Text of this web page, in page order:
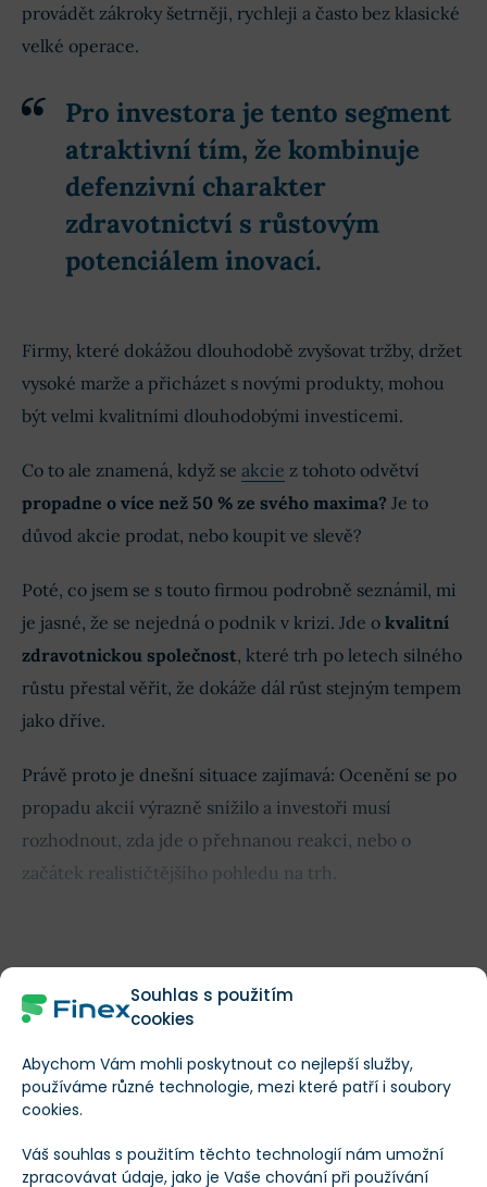
Souhlas s použitím
cookies
Abychom Vám mohli poskytnout co nejlepší služby,
používáme různé technologie, mezi které patří i soubory
cookies.
Váš souhlas s použitím těchto technologií nám umožní
zpracovávat údaje, jako je Vaše chování při používání
provádět zákroky šetrněji, rychleji a často bez klasické
velké operace.
Pro investora je tento segment
atraktivní tím, že kombinuje
defenzivní charakter
zdravotnictví s růstovým
potenciálem inovací.
Firmy, které dokážou dlouhodobě zvyšovat tržby, držet
vysoké marže a přicházet s novými produkty, mohou
být velmi kvalitními dlouhodobými investicemi.
Co to ale znamená, když se akcie z tohoto odvětví
propadne o více než 50 % ze svého maxima? Je to
důvod akcie prodat, nebo koupit ve slevě?
Poté, co jsem se s touto firmou podrobně seznámil, mi
je jasné, že se nejedná o podnik v krizi. Jde o kvalitní
zdravotnickou společnost, které trh po letech silného
růstu přestal věřit, že dokáže dál růst stejným tempem
jako dříve.
Právě proto je dnešní situace zajímavá: Ocenění se po
propadu akcií výrazně snížilo a investoři musí
rozhodnout, zda jde o přehnanou reakci, nebo o
začátek realističtějšího pohledu na trh.
TEĎ ZAČÍNÁ TA NEJDŮLEŽITĚJŠÍ ČÁST
a klíčové poznatky